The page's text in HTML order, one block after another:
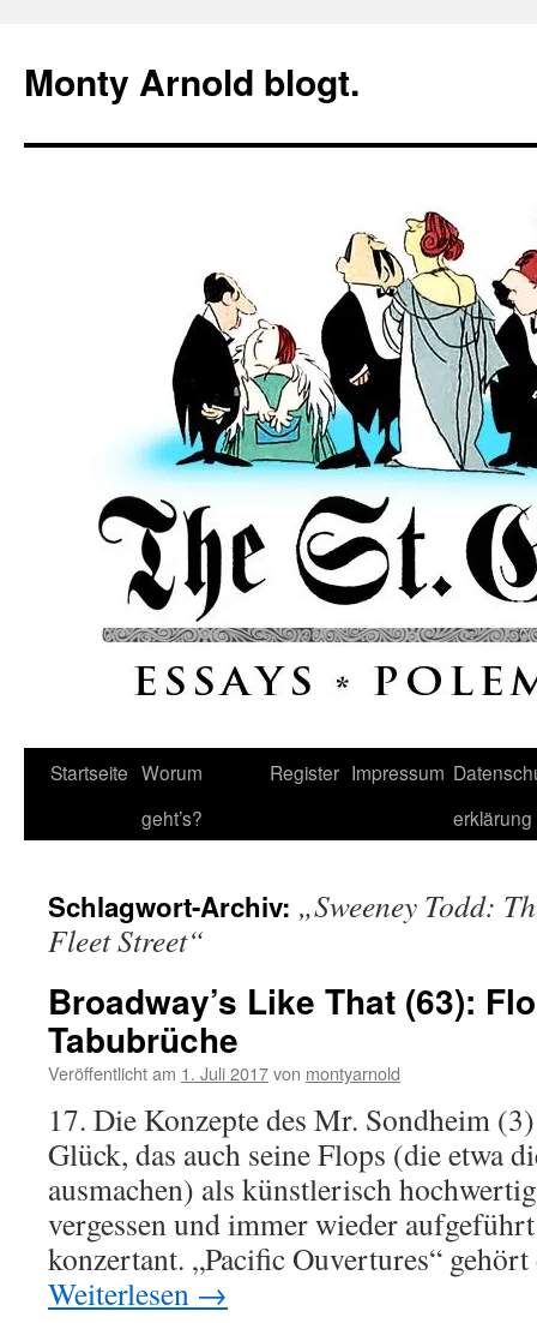
springen
Monty Arnold blogt.
Startseite Worum
geht’s?
Register Impressum
erklärung
Schlagwort-Archiv: „Sweeney Todd:
Fleet Street“
Broadway’s Like That (63):
Tabubrüche
Veröffentlicht am 1. Juli 2017von montyarnold
17. Die Konzepte des Mr. Sondheim
Glück, das auch seine Flops (die etwa
ausmachen) als künstlerisch
vergessen und immer wieder
konzertant. „Pacific Ouvertures“
Weiterlesen →